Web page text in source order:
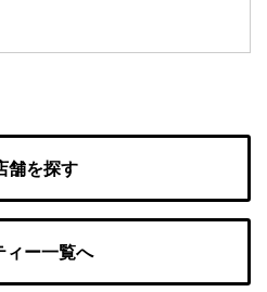
舗を探す
ィー一覧へ